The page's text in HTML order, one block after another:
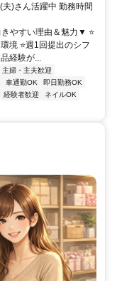
)さん活躍中 勤務時間
すい理由＆魅力▼ ⭐️
境 ⭐️週1回提出のシフ
経験が...
主婦・主夫歓迎
車通勤OK
即日勤務OK
経験者歓迎
ネイルOK